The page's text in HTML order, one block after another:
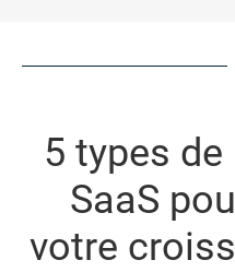
5 types
SaaS
votre